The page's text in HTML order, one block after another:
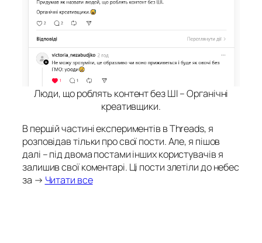
Люди, що роблять контент без ШІ – Органічні
креативщики.
В першій частині експериментів в Threads, я
розповідав тільки про свої пости. Але, я пішов
далі – під двома постами інших користувачів я
залишив свої коментарі. Ці пости злетіли до небес
за → Читати все